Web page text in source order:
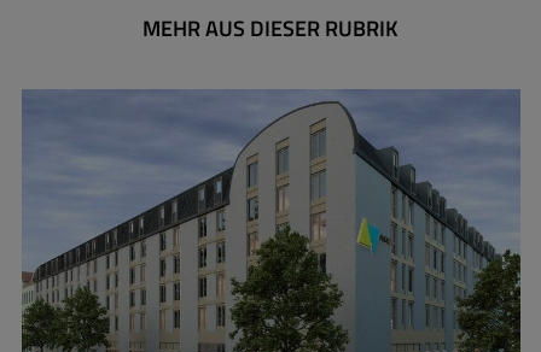
MEHR AUS DIESER RUBRIK